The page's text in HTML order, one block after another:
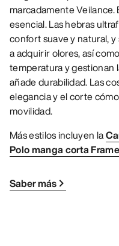
marcadamente
esencial. Las hebras
confort suave y natural,
a adquirir olores, así
temperatura y gestionan
añade durabilidad. Las
elegancia y el corte
movilidad.
Más estilos incluyen la
Polo manga corta
Saber más